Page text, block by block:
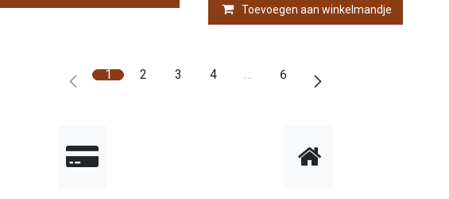
Toevoegen aan winkelmandje
1 2 3 4 … 6